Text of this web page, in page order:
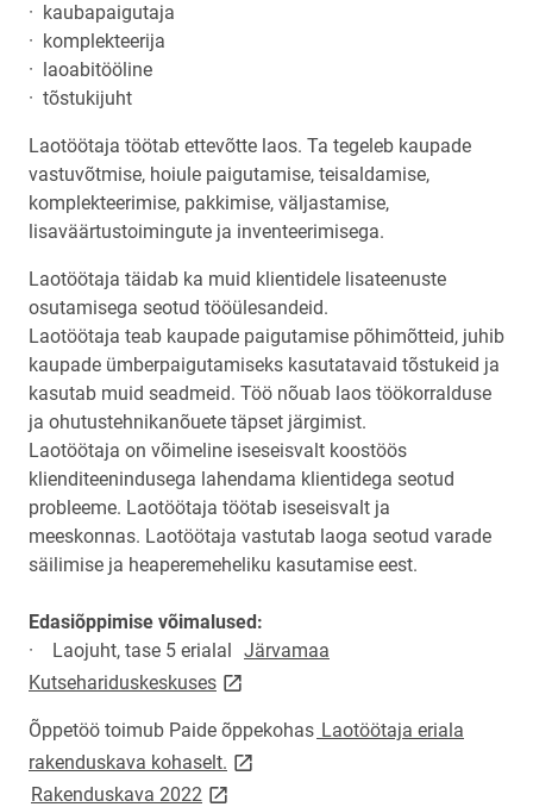
· kaubapaigutaja
· komplekteerija
· laoabitööline
· tõstukijuht
Laotöötaja töötab ettevõtte laos. Ta tegeleb kaupade
vastuvõtmise, hoiule paigutamise, teisaldamise,
komplekteerimise, pakkimise, väljastamise,
lisaväärtustoimingute ja inventeerimisega.
Laotöötaja täidab ka muid klientidele lisateenuste
osutamisega seotud tööülesandeid.
Laotöötaja teab kaupade paigutamise põhimõtteid, juhib
kaupade ümberpaigutamiseks kasutatavaid tõstukeid ja
kasutab muid seadmeid. Töö nõuab laos töökorralduse
ja ohutustehnikanõuete täpset järgimist.
Laotöötaja on võimeline iseseisvalt koostöös
klienditeenindusega lahendama klientidega seotud
probleeme. Laotöötaja töötab iseseisvalt ja
meeskonnas. Laotöötaja vastutab laoga seotud varade
säilimise ja heaperemeheliku kasutamise eest.
Edasiõppimise võimalused:
· Laojuht, tase 5 erialal Järvamaa
Kutsehariduskeskuseslink opens on new page
Õppetöö toimub Paide õppekohas Laotöötaja eriala
rakenduskava kohaselt. link opens on new page
Rakenduskava 2022 link opens on new page